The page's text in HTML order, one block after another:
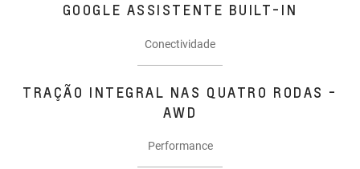
GOOGLE ASSISTENTE BUILT-IN
Conectividade
TRAÇÃO INTEGRAL NAS QUATRO RODAS -
AWD
Performance